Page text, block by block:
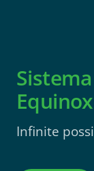
Infinite